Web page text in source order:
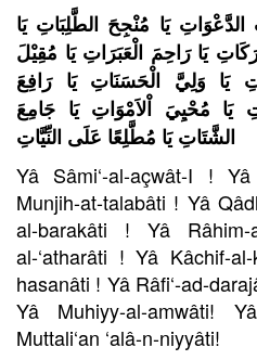
يَا مُنْجِحَ الطَّلِبَاتِ يَا
يَا رَاحِمَ الْعَبَرَاتِ يَا مُقِيْلَ
يَا وَلِيَّ الْحَسَنَاتِ يَا رَافِعَ
يَا مُحْيِيَ اْلاَمْوَاتِ يَا جَامِعَ
الشَّتَاتِ يَا مُطَّلِعًا عَلَى النِّيَّاتِ
Yâ Sâmi‘-al-açwât-I !
Munjih-at-talabâti ! Yâ
al-barakâti ! Yâ
al-‘atharâti ! Yâ Kâchif-
hasanâti ! Yâ Râfi‘-ad-
Yâ Muhiyy-al-amwâti!
Muttali‘an ‘alâ-n-niyyâti!